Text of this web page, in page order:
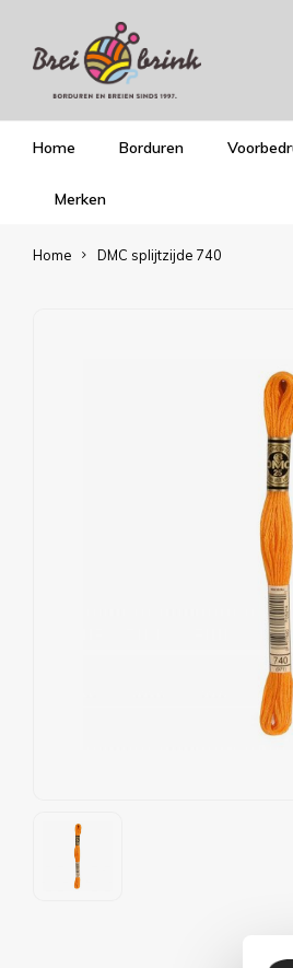
Home Borduren
Merken
Home DMC splijtzijde 740